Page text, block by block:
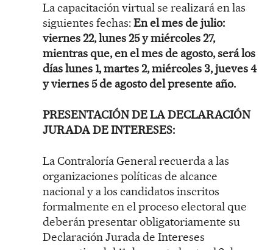
La capacitación virtual se realizará en las
siguientes fechas:En el mes de julio:
viernes 22, lunes 25 y miércoles 27,
mientras que, en el mes de agosto, será los
días lunes 1, martes 2, miércoles 3, jueves 4
y viernes 5 de agosto del presente año.
PRESENTACIÓN DE LA DECLARACIÓN
JURADA DE INTERESES:
La Contraloría General recuerda a las
organizaciones políticas de alcance
nacional y a los candidatos inscritos
formalmente en el proceso electoral que
deberán presentar obligatoriamente su
Declaración Jurada de Intereses